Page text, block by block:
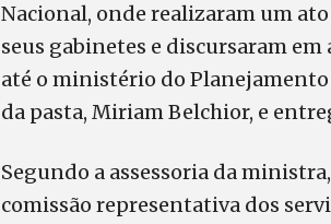
Nacional, onde realizaram um
seus gabinetes e discursaram
até o ministério do
da pasta, Miriam Belchior, e
Segundo a assessoria da
comissão representativa dos